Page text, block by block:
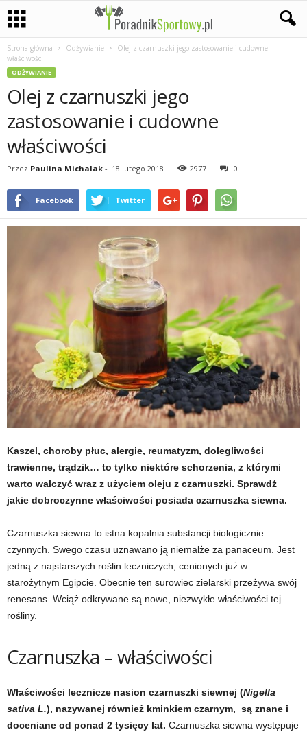
Strona główna Odżywianie
Olej z czarnuszki jego zastosowanie i cudowne
właściwości
ODŻYWIANIE
Olej z czarnuszki jego
zastosowanie i cudowne
właściwości
Przez Paulina Michalak - 18 lutego 2018 2977 0
Facebook Twitter
Kaszel, choroby płuc, alergie, reumatyzm, dolegliwości
trawienne, trądzik… to tylko niektóre schorzenia, z którymi
warto walczyć wraz z użyciem oleju z czarnuszki. Sprawdź
jakie dobroczynne właściwości posiada czarnuszka siewna.
Czarnuszka siewna to istna kopalnia substancji biologicznie
czynnych. Swego czasu uznawano ją niemalże za panaceum. Jest
jedną z najstarszych roślin leczniczych, cenionych już w
starożytnym Egipcie. Obecnie ten surowiec zielarski przeżywa swój
renesans. Wciąż odkrywane są nowe, niezwykłe właściwości tej
rośliny.
Czarnuszka – właściwości
Właściwości lecznicze nasion czarnuszki siewnej (Nigella
sativa L.), nazywanej również kminkiem czarnym, są znane i
doceniane od ponad 2 tysięcy lat. Czarnuszka siewna występuje